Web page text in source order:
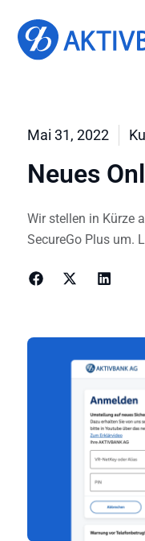
Mai 31, 2022
Neues
Wir stellen in Kürze
SecureGo Plus um.